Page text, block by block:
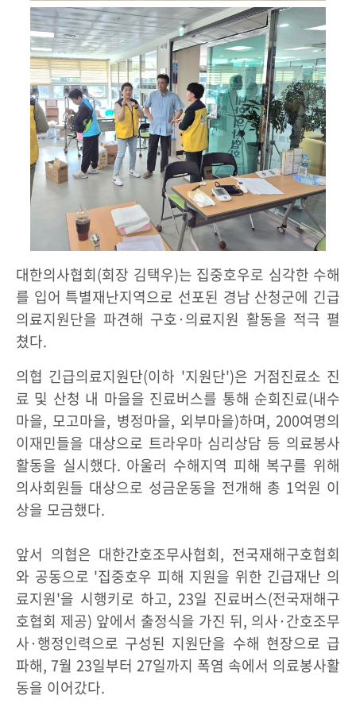
대한의사협회(회장 김택우)는 집중호우로 심각한 수해
를 입어 특별재난지역으로 선포된 경남 산청군에 긴급
의료지원단을 파견해 구호·의료지원 활동을 적극 펼
쳤다.
의협 긴급의료지원단(이하 '지원단')은 거점진료소 진
료 및 산청 내 마을을 진료버스를 통해 순회진료(내수
마을, 모고마을, 병정마을, 외부마을)하며, 200여명의
이재민들을 대상으로 트라우마 심리상담 등 의료봉사
활동을 실시했다. 아울러 수해지역 피해 복구를 위해
의사회원들 대상으로 성금운동을 전개해 총 1억원 이
상을 모금했다.
앞서 의협은 대한간호조무사협회, 전국재해구호협회
와 공동으로 '집중호우 피해 지원을 위한 긴급재난 의
료지원'을 시행키로 하고, 23일 진료버스(전국재해구
호협회 제공) 앞에서 출정식을 가진 뒤, 의사·간호조무
사·행정인력으로 구성된 지원단을 수해 현장으로 급
파해, 7월 23일부터 27일까지 폭염 속에서 의료봉사활
동을 이어갔다.